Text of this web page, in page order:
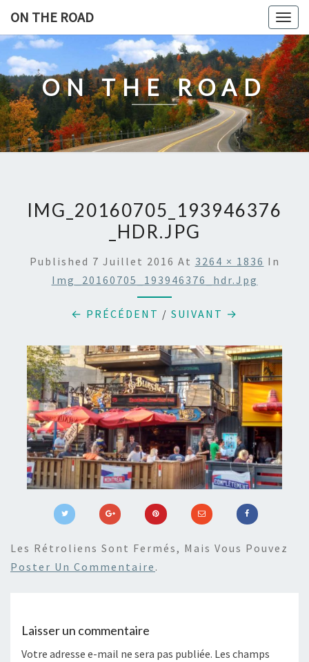
content
ON THE ROAD
ON THE ROAD
IMG_20160705_193946376
_HDR.JPG
Published 7 Juillet 2016 At 3264 × 1836 In
Img_20160705_193946376_hdr.jpg
← PRÉCÉDENT / SUIVANT →
Les Rétroliens Sont Fermés, Mais Vous Pouvez
Poster Un Commentaire .
Laisser un commentaire
Votre adresse e-mail ne sera pas publiée. Les champs